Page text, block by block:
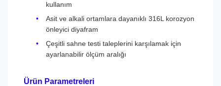
kullanım
Asit ve alkali ortamlara dayanıklı 316L korozyon
önleyici diyafram
Çeşitli sahne testi taleplerini karşılamak için
ayarlanabilir ölçüm aralığı
Ürün Parametreleri